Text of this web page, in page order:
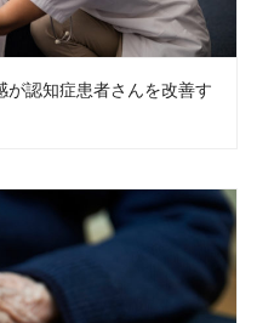
が認知症患者さんを改善す